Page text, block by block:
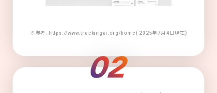
※参考: https://www.trackingai.org/home( 2025年7月4日現在)